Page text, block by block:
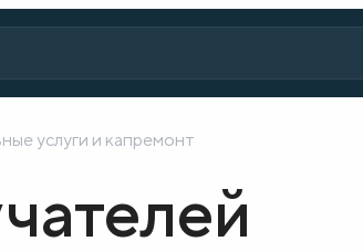
услуги и капремонт